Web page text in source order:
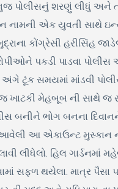
શરણું લીધું અને
એક યુવતી સાથે
કોંગ્રેસી હરીસિંહ
પકડી પાડવા પોલીસ
ટૂંક સમયમાં માંડવી
ખાટકી મેહબૂબ ની સાથે
બનીને ભોગ બનના
આવેલી આ એકાઉન્ટ
લીધેલો. હિલ
સફળ થયેલા. માત્ર